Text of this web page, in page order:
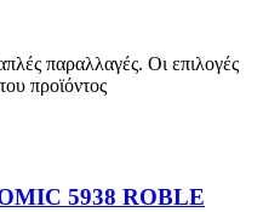
παραλλαγές. Οι επιλογές
προϊόντος
5938 ROBLE